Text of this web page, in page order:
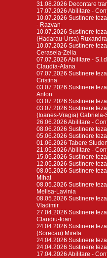
31.08.2026 Decontare
17.07.2026 Abilitare -
10.07.2026 Sustinere
- Razvan
10.07.2026 Sustinere
(Hadarau-Ursa)
10.07.2026 Sustinere
Cerasela-Zelia
07.07.2026 Abilitare -
Claudia-Alana
07.07.2026 Sustinere
Cristina
03.07.2026 Sustinere
Anton
03.07.2026 Sustinere
03.07.2026 Sustinere
(Ioanes-Vragia) Gabriela-
26.06.2026 Abilitare -
08.06.2026 Sustinere
05.06.2026 Sustinere
01.06.2026 Tabere
21.05.2026 Abilitare -
15.05.2026 Sustinere
12.05.2026 Sustinere
08.05.2026 Sustinere
Mihai
08.05.2026 Sustinere
Melisa-Lavinia
08.05.2026 Sustinere
Vladimir
27.04.2026 Sustinere
Claudiu-Ioan
24.04.2026 Sustinere
(Sorecau) Mirela
24.04.2026 Sustinere
24.04.2026 Sustinere
17.04.2026 Abilitare -